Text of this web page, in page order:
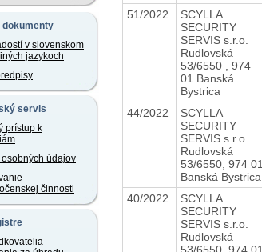
dokumenty
v slovenskom
jazykoch
servis
prístup k
údajov
činnosti
51/2022
SCYLLA
SECURITY
SERVIS s.r.o.
Rudlovská
53/6550 , 974
01 Banská
Bystrica
44/2022
SCYLLA
SECURITY
SERVIS s.r.o.
Rudlovská
53/6550, 974 01
Banská Bystrica
40/2022
SCYLLA
SECURITY
SERVIS s.r.o.
Rudlovská